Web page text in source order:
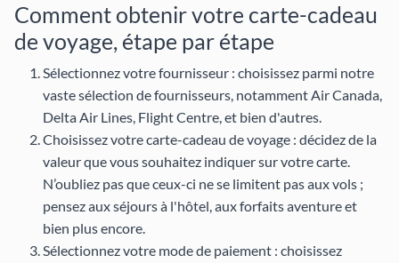
Comment obtenir votre carte-cadeau
de voyage, étape par étape
Sélectionnez votre fournisseur : choisissez parmi notre
vaste sélection de fournisseurs, notammentAir Canada,
Delta Air Lines, Flight Centre, et bien d'autres.
Choisissez votre carte-cadeau de voyage : décidez de la
valeur que vous souhaitez indiquer sur votre carte.
N’oubliez pas que ceux-ci ne se limitent pas aux vols ;
pensez aux séjours à l'hôtel, aux forfaits aventure et
bien plus encore.
Sélectionnez votre mode de paiement : choisissez